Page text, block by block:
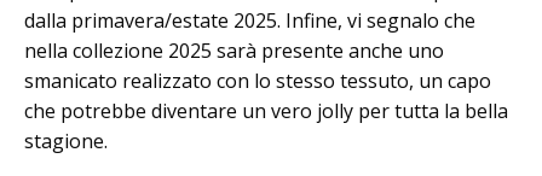
dalla primavera/estate 2025. Infine, vi segnalo che
nella collezione 2025 sarà presente anche uno
smanicato realizzato con lo stesso tessuto, un capo
che potrebbe diventare un vero jolly per tutta la bella
stagione.